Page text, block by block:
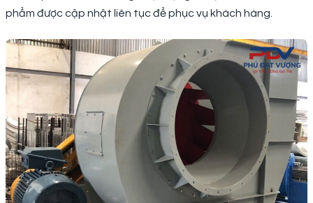
phẩm được cập nhật liên tục để phục vụ khách hàng.